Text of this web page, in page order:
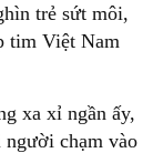
trẻ sứt môi,
tim Việt Nam
xa xỉ ngần ấy,
chạm vào